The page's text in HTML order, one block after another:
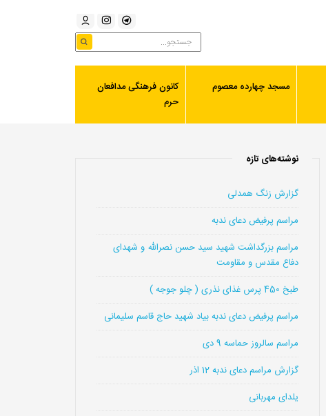
مسجد چهارده معصوم
کانون فرهنگی مدافعان
حرم
نوشته‌های تازه
گزارش زنگ همدلی
مراسم پرفیض دعای ندبه
مراسم بزرگداشت شهید سید حسن نصرالله و شهدای
دفاع مقدس و مقاومت
طبخ 450 پرس غذای نذری ( چلو جوجه )
مراسم پرفیض دعای ندبه بیاد شهید حاج قاسم سلیمانی
مراسم سالروز حماسه 9 دی
گزارش مراسم دعای ندبه 12 اذر
یلدای مهربانی